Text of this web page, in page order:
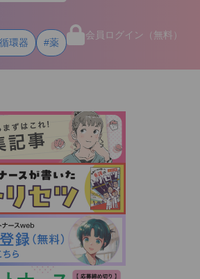
環器 #薬
会員ログイン（無料）